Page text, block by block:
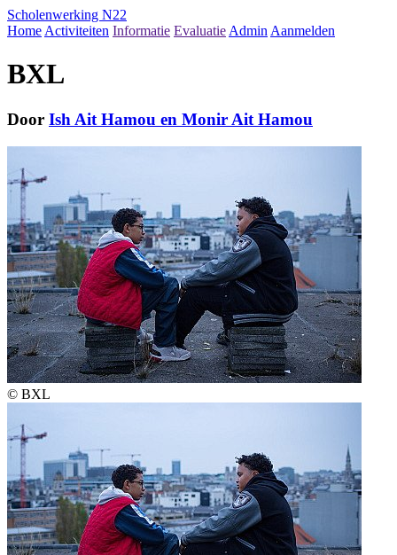
Scholenwerking N22
Home Activiteiten Informatie Evaluatie Admin Aanmelden
BXL
Door Ish Ait Hamou en Monir Ait Hamou
© BXL